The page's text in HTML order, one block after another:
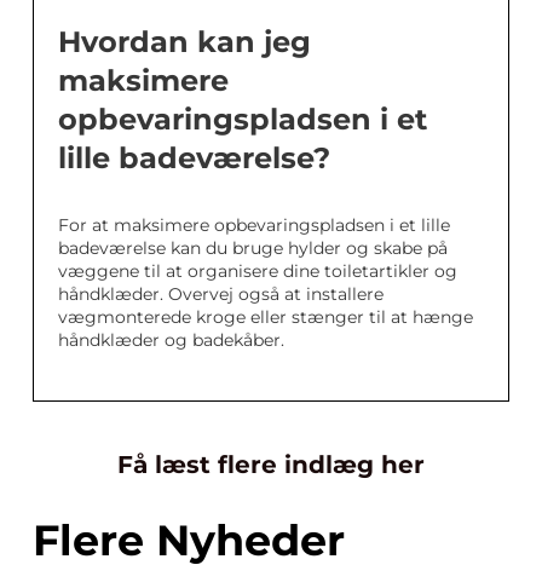
Hvordan kan jeg
maksimere
opbevaringspladsen i et
lille badeværelse?
For at maksimere opbevaringspladsen i et lille
badeværelse kan du bruge hylder og skabe på
væggene til at organisere dine toiletartikler og
håndklæder. Overvej også at installere
vægmonterede kroge eller stænger til at hænge
håndklæder og badekåber.
Få læst flere indlæg her
Flere Nyheder